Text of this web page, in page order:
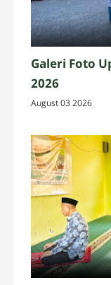
Galeri Foto
2026
August 03 2026